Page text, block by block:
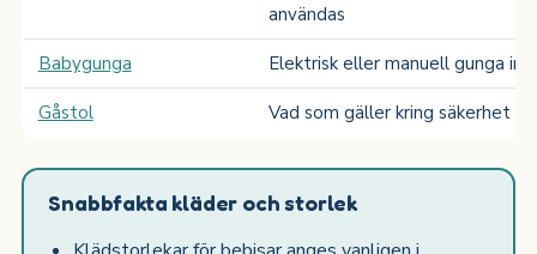
användas
Babygunga Elektrisk eller manuell gunga
Gåstol Vad som gäller kring säkerhet
Snabbfakta kläder och storlek